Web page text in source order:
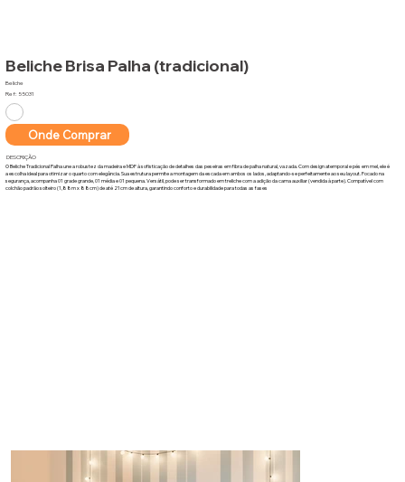
Beliche Brisa Palha (tradicional)
Beliche
Ref: 55031
Onde Comprar
DESCRIÇÃO
O Beliche Tradicional Palha une a robustez da madeira e MDF à sofisticação de detalhes das peseiras em fibra de palha natural, vazada. Com design atemporal e pés em mel, ele é
a escolha ideal para otimizar o quarto com elegância. Sua estrutura permite a montagem da escada em ambos os lados, adaptando-se perfeitamente ao seu layout. Focado na
segurança, acompanha 01 grade grande, 01 média e 01 pequena. Versátil, pode ser transformado em treliche com a adição da cama auxiliar (vendida à parte). Compatível com
colchão padrão solteiro (1,88m x 88cm) de até 21cm de altura, garantindo conforto e durabilidade para todas as fases